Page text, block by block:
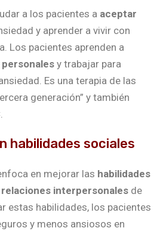
a los pacientes a aceptar
y aprender a vivir con
Los pacientes aprenden a
y trabajar para
Es una terapia de las
generación” y también
habilidades sociales
en mejorar las habilidades
interpersonales de
estas habilidades, los pacientes
y menos ansiosos en